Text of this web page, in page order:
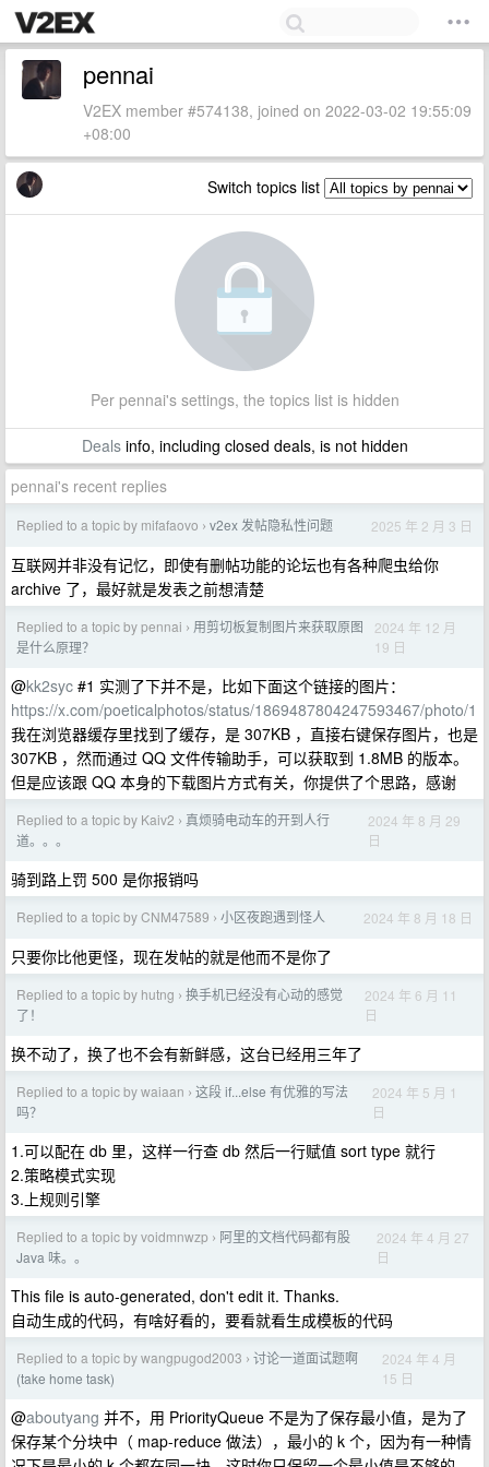
pennai
V2EX member #574138, joined on 2022-03-02 19:55:09
+08:00
Switch topics list
Per pennai's settings, the topics list is hidden
Dealsinfo, including closed deals, is not hidden
pennai's recent replies
Replied to a topic by mifafaovo › v2ex 发帖隐私性问题 2025 年 2 月 3 日
互联网并非没有记忆，即使有删帖功能的论坛也有各种爬虫给你
archive 了，最好就是发表之前想清楚
Replied to a topic by pennai › 用剪切板复制图片来获取原图
是什么原理？
2024 年 12 月
19 日
@kk2syc #1 实测了下并不是，比如下面这个链接的图片：
https://x.com/poeticalphotos/status/1869487804247593467/photo/1
我在浏览器缓存里找到了缓存，是 307KB ，直接右键保存图片，也是
307KB ，然而通过 QQ 文件传输助手，可以获取到 1.8MB 的版本。
但是应该跟 QQ 本身的下载图片方式有关，你提供了个思路，感谢
Replied to a topic by Kaiv2 › 真烦骑电动车的开到人行
道。。。
2024 年 8 月 29
日
骑到路上罚 500 是你报销吗
Replied to a topic by CNM47589 › 小区夜跑遇到怪人 2024 年 8 月 18 日
只要你比他更怪，现在发帖的就是他而不是你了
Replied to a topic by hutng › 换手机已经没有心动的感觉
了！
2024 年 6 月 11
日
换不动了，换了也不会有新鲜感，这台已经用三年了
Replied to a topic by waiaan › 这段 if...else 有优雅的写法
吗？
2024 年 5 月 1
日
1.可以配在 db 里，这样一行查 db 然后一行赋值 sort type 就行
2.策略模式实现
3.上规则引擎
Replied to a topic by voidmnwzp › 阿里的文档代码都有股
Java 味。。
2024 年 4 月 27
日
This file is auto-generated, don't edit it. Thanks.
自动生成的代码，有啥好看的，要看就看生成模板的代码
Replied to a topic by wangpugod2003 › 讨论一道面试题啊
(take home task)
2024 年 4 月
15 日
@aboutyang 并不，用 PriorityQueue 不是为了保存最小值，是为了
保存某个分块中（ map-reduce 做法），最小的 k 个，因为有一种情